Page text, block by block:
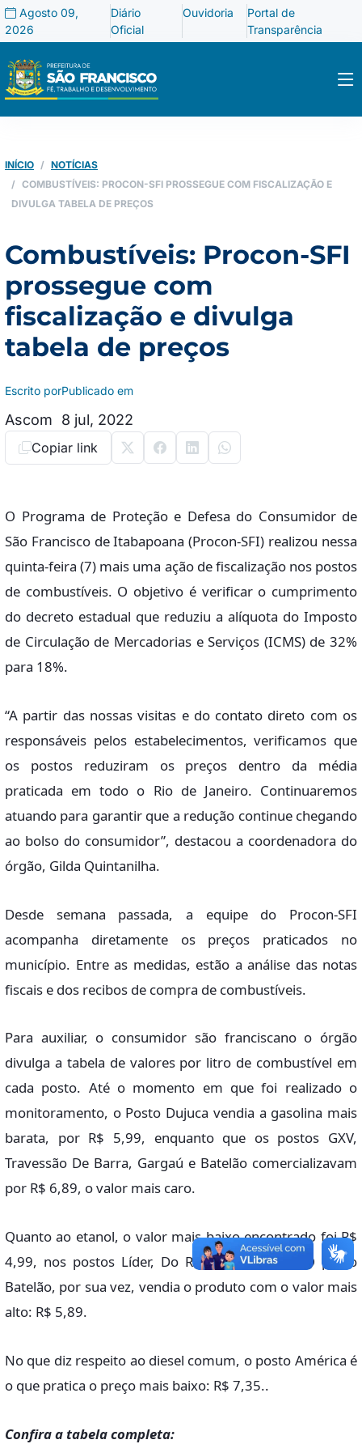
Agosto 09,
2026
Diário
Oficial
Ouvidoria
Portal de
Transparência
INÍCIO
NOTÍCIAS
COMBUSTÍVEIS: PROCON-SFI PROSSEGUE COM FISCALIZAÇÃO E
DIVULGA TABELA DE PREÇOS
Combustíveis: Procon-SFI
prossegue com
fiscalização e divulga
tabela de preços
Escrito por
Ascom
Publicado em
8 jul, 2022
Copiar link
O Programa de Proteção e Defesa do Consumidor de
São Francisco de Itabapoana (Procon-SFI) realizou nessa
quinta-feira (7) mais uma ação de fiscalização nos postos
de combustíveis. O objetivo é verificar o cumprimento
do decreto estadual que reduziu a alíquota do Imposto
de Circulação de Mercadorias e Serviços (ICMS) de 32%
para 18%.
“A partir das nossas visitas e do contato direto com os
responsáveis pelos estabelecimentos, verificamos que
os postos reduziram os preços dentro da média
praticada em todo o Rio de Janeiro. Continuaremos
atuando para garantir que a redução continue chegando
ao bolso do consumidor”, destacou a coordenadora do
órgão, Gilda Quintanilha.
Desde semana passada, a equipe do Procon-SFI
acompanha diretamente os preços praticados no
município. Entre as medidas, estão a análise das notas
fiscais e dos recibos de compra de combustíveis.
Para auxiliar, o consumidor são franciscano o órgão
divulga a tabela de valores por litro de combustível em
cada posto. Até o momento em que foi realizado o
monitoramento, o Posto Dujuca vendia a gasolina mais
barata, por R$ 5,99, enquanto que os postos GXV,
Travessão De Barra, Gargaú e Batelão comercializavam
por R$ 6,89, o valor mais caro.
Quanto ao etanol, o valor mais baixo encontrado foi R$
4,99, nos postos Líder, Do Russo e América. O posto
Batelão, por sua vez, vendia o produto com o valor mais
alto: R$ 5,89.
No que diz respeito ao diesel comum, o posto América é
o que pratica o preço mais baixo: R$ 7,35..
Confira a tabela completa: